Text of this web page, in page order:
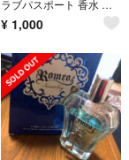
ラブパスポート 香水 値下げしました
¥ 1,000